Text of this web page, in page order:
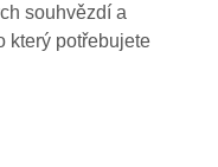
souhvězdí a
který potřebujete